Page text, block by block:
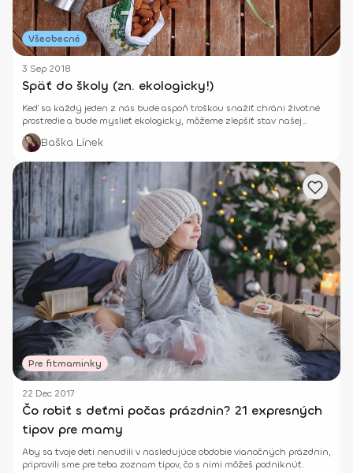
Všeobecné
3 Sep 2018
Späť do školy (zn. ekologicky!)
Keď sa každý jeden z nás bude aspoň troškou snažiť chráni životné
prostredie a bude myslieť ekologicky, môžeme zlepšiť stav našej
planéty. Začni už od školy.
Baška Línek
Pre fitmaminky
22 Dec 2017
Čo robiť s deťmi počas prázdnin? 21 expresných
tipov pre mamy
Aby sa tvoje deti nenudili v nasledujúce obdobie vianočných prázdnin,
pripravili sme pre teba zoznam tipov, čo s nimi môžeš podniknúť.